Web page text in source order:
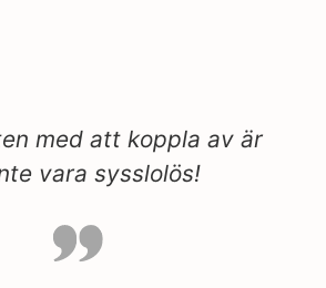
med att koppla av är
vara sysslolös!